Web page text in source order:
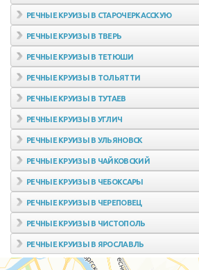
РЕЧНЫЕ КРУИЗЫ В СТАРОЧЕРКАССКУЮ
РЕЧНЫЕ КРУИЗЫ В ТВЕРЬ
РЕЧНЫЕ КРУИЗЫ В ТЕТЮШИ
РЕЧНЫЕ КРУИЗЫ В ТОЛЬЯТТИ
РЕЧНЫЕ КРУИЗЫ В ТУТАЕВ
РЕЧНЫЕ КРУИЗЫ В УГЛИЧ
РЕЧНЫЕ КРУИЗЫ В УЛЬЯНОВСК
РЕЧНЫЕ КРУИЗЫ В ЧАЙКОВСКИЙ
РЕЧНЫЕ КРУИЗЫ В ЧЕБОКСАРЫ
РЕЧНЫЕ КРУИЗЫ В ЧЕРЕПОВЕЦ
РЕЧНЫЕ КРУИЗЫ В ЧИСТОПОЛЬ
РЕЧНЫЕ КРУИЗЫ В ЯРОСЛАВЛЬ